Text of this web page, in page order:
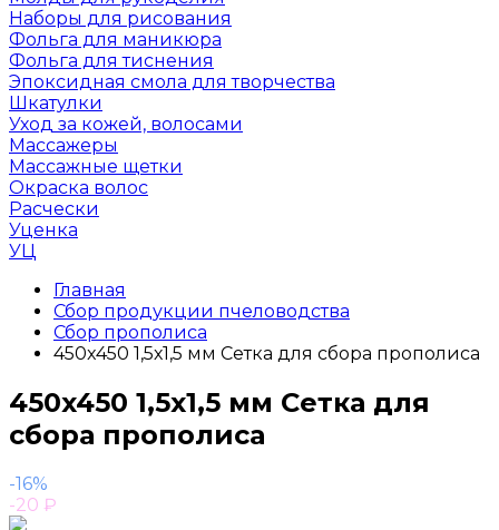
Наборы для рисования
Фольга для маникюра
Фольга для тиснения
Эпоксидная смола для творчества
Шкатулки
Уход за кожей, волосами
Массажеры
Массажные щетки
Окраска волос
Расчески
Уценка
УЦ
Главная
Сбор продукции пчеловодства
Сбор прополиса
450x450 1,5х1,5 мм Сетка для сбора прополиса
450x450 1,5х1,5 мм Сетка для
сбора прополиса
-16%
-20 ₽